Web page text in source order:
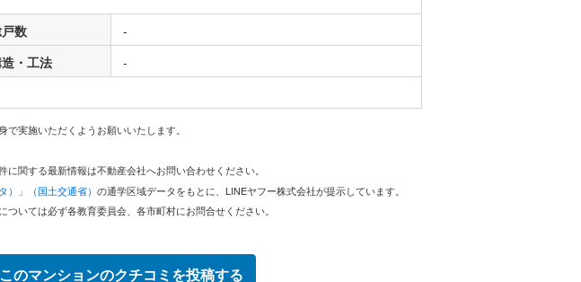
数
-
・工法
-
実施いただくようお願いいたします。
関する最新情報は不動産会社へお問い合わせください。
）」（国土交通省） の通学区域データをもとに、LINEヤフー株式会社が提示しています。
いては必ず各教育委員会、各市町村にお問合せください。
このマンションのクチコミを投稿する